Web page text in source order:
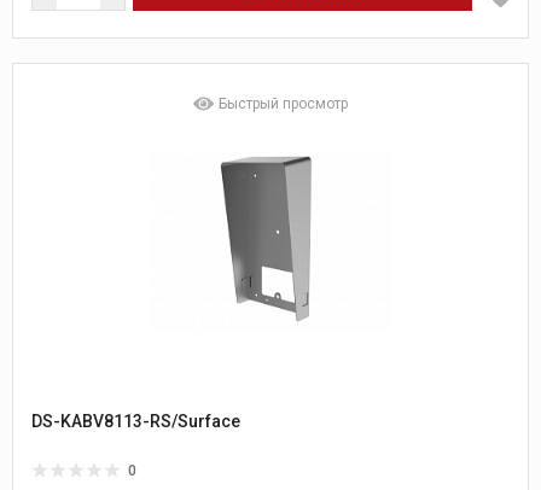
Быстрый просмотр
DS-KABV8113-RS/Surface
0